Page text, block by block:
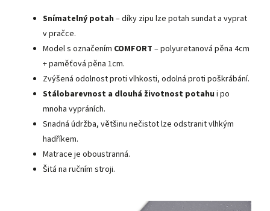
Snímatelný potah – díky zipu lze potah sundat a vyprat
v pračce.
Model s označením COMFORT – polyuretanová pěna 4cm
+ paměťová pěna 1cm.
Zvýšená odolnost proti vlhkosti, odolná proti poškrábání.
Stálobarevnost a dlouhá životnost potahu i po
mnoha vypráních.
Snadná údržba, většinu nečistot lze odstranit vlhkým
hadříkem.
Matrace je oboustranná.
Šitá na ručním stroji.